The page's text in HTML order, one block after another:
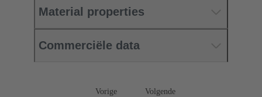
Material properties
Commerciële data
Vorige Volgende